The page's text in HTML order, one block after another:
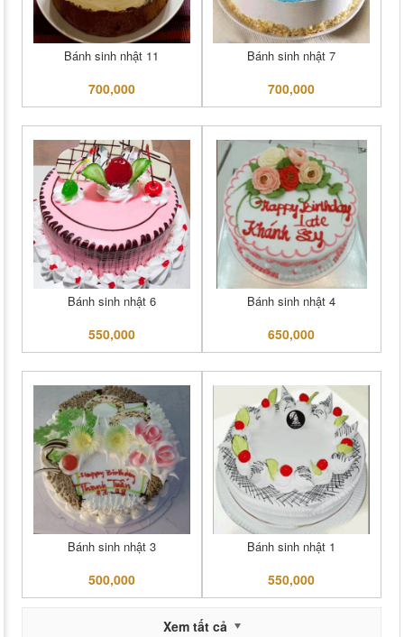
Bánh sinh nhật 11
700,000
Bánh sinh nhật 7
700,000
Bánh sinh nhật 6
550,000
Bánh sinh nhật 4
650,000
Bánh sinh nhật 3
500,000
Bánh sinh nhật 1
550,000
Xem tất cả